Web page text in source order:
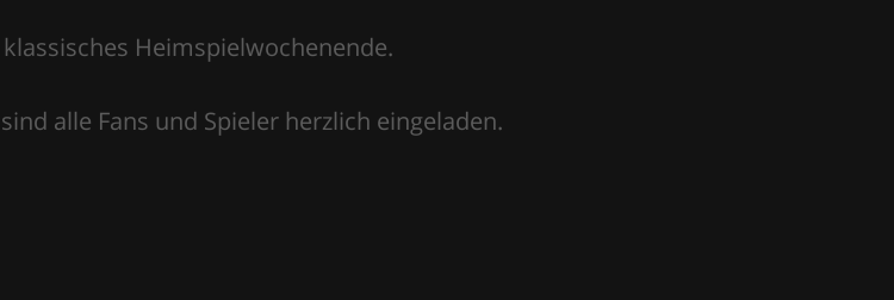
Heimspielwochenende.
alle Fans und Spieler herzlich eingeladen.